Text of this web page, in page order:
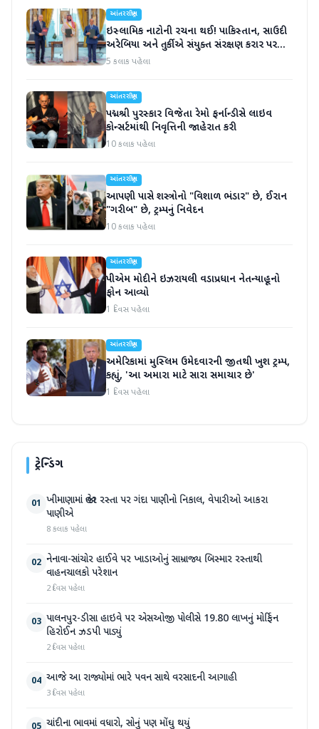
આંતરરાષ્ટ્રીય
ઇસ્લામિક નાટોની રચના થઈ! પાકિસ્તાન, સાઉદી
અરેબિયા અને તુર્કીએ સંયુક્ત સંરક્ષણ કરાર પર
હસ્તાક્ષર
5 કલાક પહેલા
આંતરરાષ્ટ્રીય
પદ્મશ્રી પુરસ્કાર વિજેતા રેમો ફર્નાન્ડીસે લાઇવ
કોન્સર્ટમાંથી નિવૃત્તિની જાહેરાત કરી
10 કલાક પહેલા
આંતરરાષ્ટ્રીય
આપણી પાસે શસ્ત્રોનો "વિશાળ ભંડાર" છે, ઈરાન
"ગરીબ" છે, ટ્રમ્પનું નિવેદન
10 કલાક પહેલા
આંતરરાષ્ટ્રીય
પીએમ મોદીને ઇઝરાયલી વડાપ્રધાન નેતન્યાહૂનો
ફોન આવ્યો
1 દિવસ પહેલા
આંતરરાષ્ટ્રીય
અમેરિકામાં મુસ્લિમ ઉમેદવારની જીતથી ખુશ ટ્રમ્પ,
કહ્યું, 'આ અમારા માટે સારા સમાચાર છે'
1 દિવસ પહેલા
ટ્રેન્ડિંગ
01 ખીમાણામાં જાહેર રસ્તા પર ગંદા પાણીનો નિકાલ, વેપારીઓ આકરા
પાણીએ
8 કલાક પહેલા
02 નેનાવા-સાંચોર હાઈવે પર ખાડાઓનું સામ્રાજ્ય બિસ્માર રસ્તાથી
વાહનચાલકો પરેશાન
2 દિવસ પહેલા
03 પાલનપુર-ડીસા હાઇવે પર એસઓજી પોલીસે 19.80 લાખનું મોર્ફિન
હિરોઈન ઝડપી પાડ્યું
2 દિવસ પહેલા
04 આજે આ રાજ્યોમાં ભારે પવન સાથે વરસાદની આગાહી
3 દિવસ પહેલા
ચાંદીના ભાવમાં વધારો, સોનું પણ મોંઘુ થયું